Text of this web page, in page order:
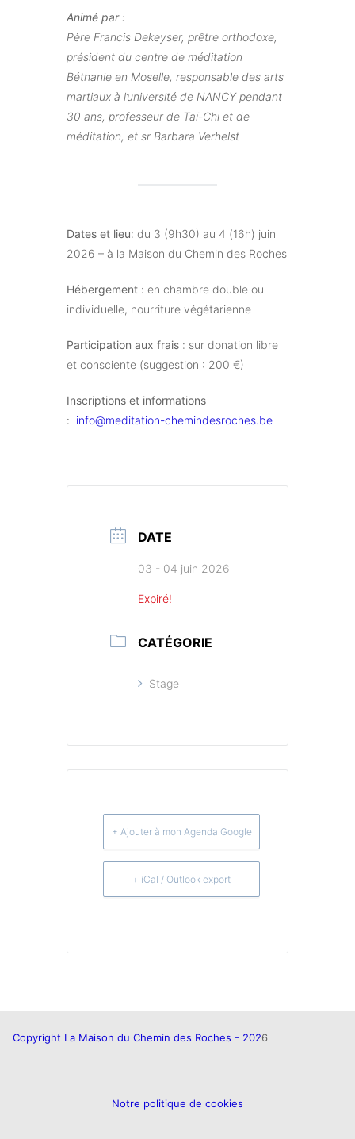
Animé par:
Père Francis Dekeyser, prêtre orthodoxe,
président du centre de méditation
Béthanie en Moselle, responsable des arts
martiaux à l’université de NANCY pendant
30 ans, professeur de Taï-Chi et de
méditation, et sr Barbara Verhelst
Dates et lieu: du 3 (9h30) au 4 (16h) juin
2026 – à la Maison du Chemin des Roches
Hébergement : en chambre double ou
individuelle, nourriture végétarienne
Participation aux frais : sur donation libre
et consciente (suggestion : 200 €)
Inscriptions et informations
: info@meditation-chemindesroches.be
DATE
03 - 04 juin 2026
Expiré!
CATÉGORIE
Stage
+ Ajouter à mon Agenda Google
+ iCal / Outlook export
Copyright La Maison du Chemin des Roches - 2026
Notre politique de cookies